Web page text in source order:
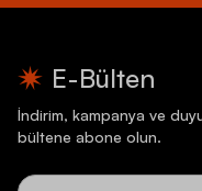
E-Bülten
İndirim, kampanya ve
bültene abone olun.